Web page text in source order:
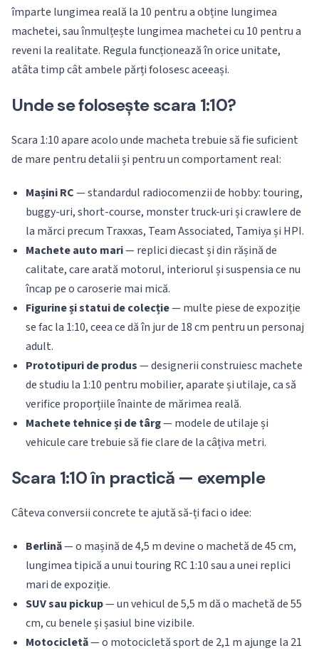
împarte lungimea reală la 10 pentru a obține lungimea
machetei, sau înmulțește lungimea machetei cu 10 pentru a
reveni la realitate. Regula funcționează în orice unitate,
atâta timp cât ambele părți folosesc aceeași.
Unde se folosește scara 1:10?
Scara 1:10 apare acolo unde macheta trebuie să fie suficient
de mare pentru detalii și pentru un comportament real:
Mașini RC— standardul radiocomenzii de hobby: touring,
buggy-uri, short-course, monster truck-uri și crawlere de
la mărci precum Traxxas, Team Associated, Tamiya și HPI.
Machete auto mari— replici diecast și din rășină de
calitate, care arată motorul, interiorul și suspensia ce nu
încap pe o caroserie mai mică.
Figurine și statui de colecție— multe piese de expoziție
se fac la 1:10, ceea ce dă în jur de 18 cm pentru un personaj
adult.
Prototipuri de produs— designerii construiesc machete
de studiu la 1:10 pentru mobilier, aparate și utilaje, ca să
verifice proporțiile înainte de mărimea reală.
Machete tehnice și de târg— modele de utilaje și
vehicule care trebuie să fie clare de la câțiva metri.
Scara 1:10 în practică — exemple
Câteva conversii concrete te ajută să-ți faci o idee:
Berlină— o mașină de 4,5 m devine o machetă de 45 cm,
lungimea tipică a unui touring RC 1:10 sau a unei replici
mari de expoziție.
SUV sau pickup— un vehicul de 5,5 m dă o machetă de 55
cm, cu benele și șasiul bine vizibile.
Motocicletă— o motocicletă sport de 2,1 m ajunge la 21